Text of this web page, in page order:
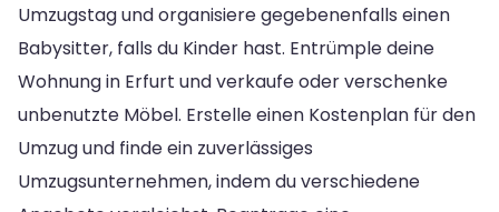
Umzugstag und organisiere gegebenenfalls einen
Babysitter, falls du Kinder hast. Entrümple deine
Wohnung in Erfurt und verkaufe oder verschenke
unbenutzte Möbel. Erstelle einen Kostenplan für den
Umzug und finde ein zuverlässiges
Umzugsunternehmen, indem du verschiedene